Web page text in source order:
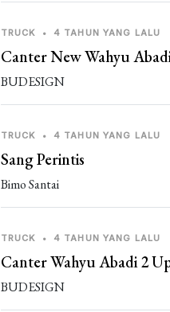
TRUCK • 4 TAHUN YANG LALU
Canter New Wahyu
BUDESIGN
TRUCK • 4 TAHUN YANG LALU
Sang Perintis
Bimo Santai
TRUCK • 4 TAHUN YANG LALU
Canter Wahyu Abadi 2
BUDESIGN